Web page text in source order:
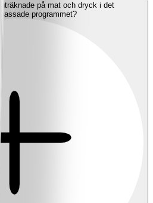
på mat och dryck i det
programmet?